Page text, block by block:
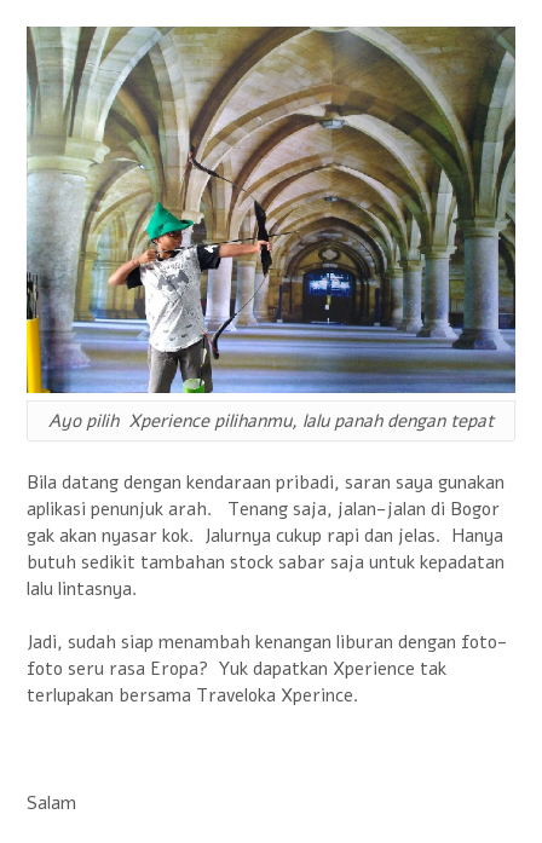
Ayo pilih Xperience pilihanmu, lalu panah dengan tepat
Bila datang dengan kendaraan pribadi, saran saya gunakan
aplikasi penunjuk arah. Tenang saja, jalan-jalan di Bogor
gak akan nyasar kok. Jalurnya cukup rapi dan jelas. Hanya
butuh sedikit tambahan stock sabar saja untuk kepadatan
lalu lintasnya.
Jadi, sudah siap menambah kenangan liburan dengan foto-
foto seru rasa Eropa? Yuk dapatkan Xperience tak
terlupakan bersama Traveloka Xperince.
Salam